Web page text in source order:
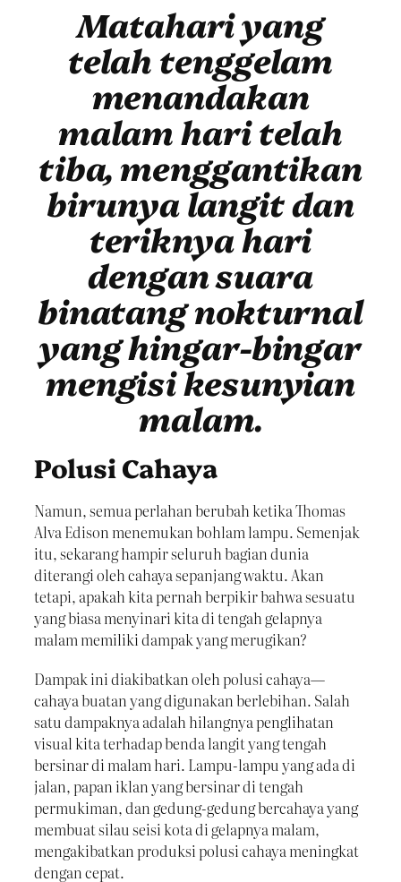
Matahari yang
telah tenggelam
menandakan
malam hari telah
tiba, menggantikan
birunya langit dan
teriknya hari
dengan suara
binatang nokturnal
yang hingar-bingar
mengisi kesunyian
malam.
Polusi Cahaya
Namun, semua perlahan berubah ketika Thomas
Alva Edison menemukan bohlam lampu. Semenjak
itu, sekarang hampir seluruh bagian dunia
diterangi oleh cahaya sepanjang waktu. Akan
tetapi, apakah kita pernah berpikir bahwa sesuatu
yang biasa menyinari kita di tengah gelapnya
malam memiliki dampak yang merugikan?
Dampak ini diakibatkan oleh polusi cahaya—
cahaya buatan yang digunakan berlebihan. Salah
satu dampaknya adalah hilangnya penglihatan
visual kita terhadap benda langit yang tengah
bersinar di malam hari. Lampu-lampu yang ada di
jalan, papan iklan yang bersinar di tengah
permukiman, dan gedung-gedung bercahaya yang
membuat silau seisi kota di gelapnya malam,
mengakibatkan produksi polusi cahaya meningkat
dengan cepat.